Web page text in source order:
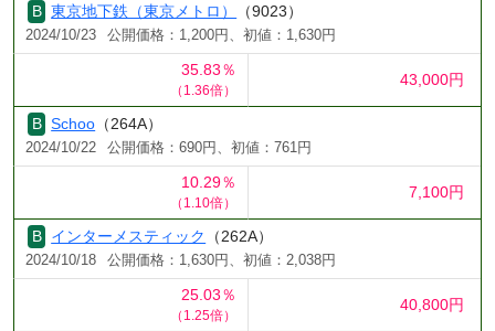
東京地下鉄（東京メトロ） （9023）
2024/10/23 公開価格：1,200円、初値：1,630円
35.83％
（1.36倍）
43,000円
Schoo （264A）
2024/10/22 公開価格：690円、初値：761円
10.29％
（1.10倍）
7,100円
インターメスティック （262A）
2024/10/18 公開価格：1,630円、初値：2,038円
25.03％
（1.25倍）
40,800円